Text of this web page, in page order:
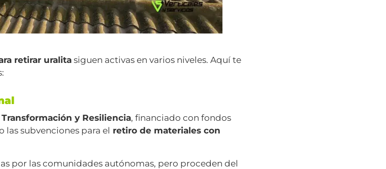
retirar uralita siguen activas en varios niveles. Aquí te
y Resiliencia, financiado con fondos
las subvenciones para el retiro de materiales con
por las comunidades autónomas, pero proceden del